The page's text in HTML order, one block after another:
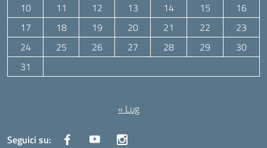
10
11 12 13 14 15
16
17
18 19 20 21 22
23
24
25 26 27 28 29
30
31
« Lug
Seguici su: